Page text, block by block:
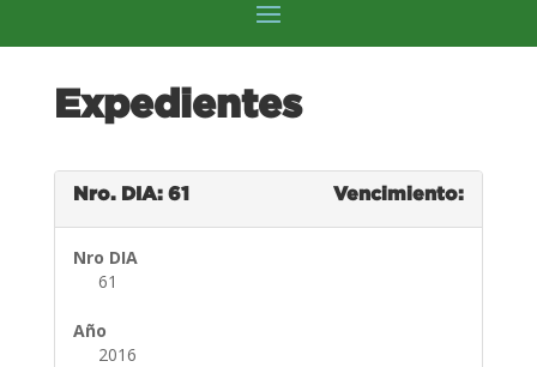
Expedientes
Nro. DIA: 61 Vencimiento:
Nro DIA
61
Año
2016